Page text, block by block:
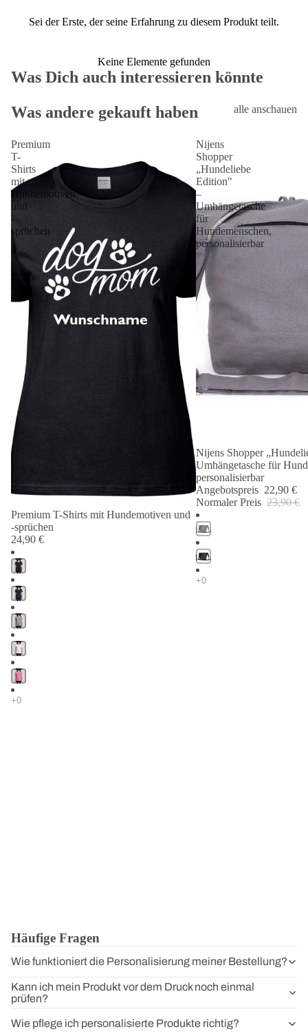
Sei der Erste, der seine Erfahrung zu diesem Produkt teilt.
Keine Elemente gefunden
Was Dich auch interessieren könnte
Was andere gekauft haben
alle anschauen
Premium
T-
Shirts
mit
Hundemotiven
und
-
sprüchen
Premium T-Shirts mit Hundemotiven und
-sprüchen
24,90 €
Nijens
Shopper
„Hundeliebe
Edition"
–
Umhängetasche
für
Hundemenschen,
personalisierbar
Angebot 🐾
Nijens Shopper
Umhängetasche für
personalisierbar
Angebotspreis 22,90 €
Normaler Preis 23,90 €
Häufige Fragen
Wie funktioniert die Personalisierung meiner Bestellung?
Kann ich mein Produkt vor dem Druck noch einmal
prüfen?
Wie pflege ich personalisierte Produkte richtig?